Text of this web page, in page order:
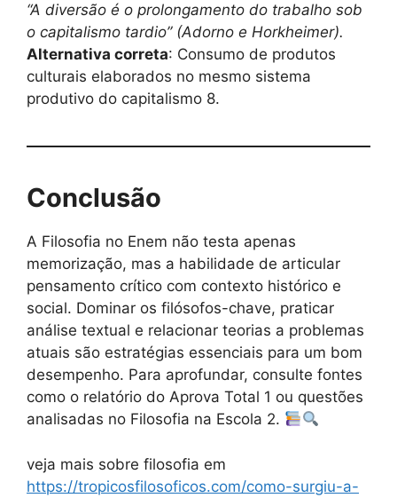
“A diversão é o prolongamento do trabalho sob
o capitalismo tardio” (Adorno e Horkheimer).
Alternativa correta: Consumo de produtos
culturais elaborados no mesmo sistema
produtivo do capitalismo 8.
Conclusão
A Filosofia no Enem não testa apenas
memorização, mas a habilidade de articular
pensamento crítico com contexto histórico e
social. Dominar os filósofos-chave, praticar
análise textual e relacionar teorias a problemas
atuais são estratégias essenciais para um bom
desempenho. Para aprofundar, consulte fontes
como o relatório do Aprova Total 1 ou questões
analisadas no Filosofia na Escola 2.
veja mais sobre filosofia em
https://tropicosfilosoficos.com/como-surgiu-a-